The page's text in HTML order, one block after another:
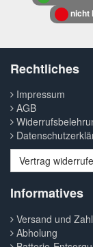
nicht
Rechtliches
Impressum
AGB
Vertrag
Informatives
Versand und
Abholung